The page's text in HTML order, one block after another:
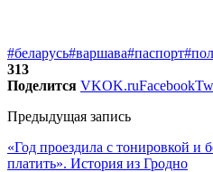
#беларусь#варшава#паспорт
313
Поделится VKOK.ruFacebook
Предыдущая запись
«Год проездила с тонировкой и
платить». История из Гродно